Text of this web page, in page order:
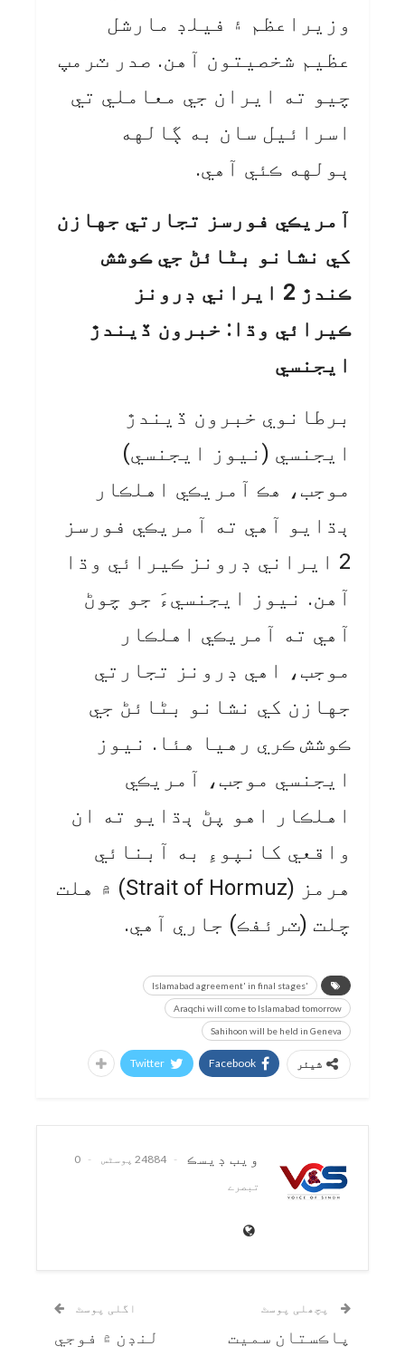
وزيراعظم ۽ فيلڊ مارشل
عظيم شخصيتون آهن. صدر ٽرمپ
چيو ته ايران جي معاملي تي
اسرائيل سان به ڳالهه
ٻولهه ڪئي آهي.
آمريڪي فورسز تجارتي جهازن
کي نشانو بڻائڻ جي ڪوشش
ڪندڙ 2 ايراني ڊرونز
ڪيرائي وڌا: خبرون ڏيندڙ
ايجنسي
برطانوي خبرون ڏيندڙ
ايجنسي (نيوز ايجنسي)
موجب، هڪ آمريڪي اهلڪار
ٻڌايو آهي ته آمريڪي فورسز
2 ايراني ڊرونز ڪيرائي وڌا
آهن. نيوز ايجنسيءَ جو چوڻ
آهي ته آمريڪي اهلڪار
موجب، اهي ڊرونز تجارتي
جهازن کي نشانو بڻائڻ جي
ڪوشش ڪري رهيا هئا. نيوز
ايجنسي موجب، آمريڪي
اهلڪار اهو پڻ ٻڌايو ته ان
واقعي کانپوءِ به آبنائي
هرمز (Strait of Hormuz) ۾ هلت
چلت (ٽرئفڪ) جاري آهي.
'Islamabad agreement' in final stages
Araqchi will come to Islamabad tomorrow
Sahihoon will be held in Geneva
شیئر Facebook
Twitter
ويب ڊيسڪ 24884 پوسٹس
0
تبصرے
پچھلی پوسٹ
پاڪستان سميت
اگلی پوسٹ
لنڊن ۾ فوجي